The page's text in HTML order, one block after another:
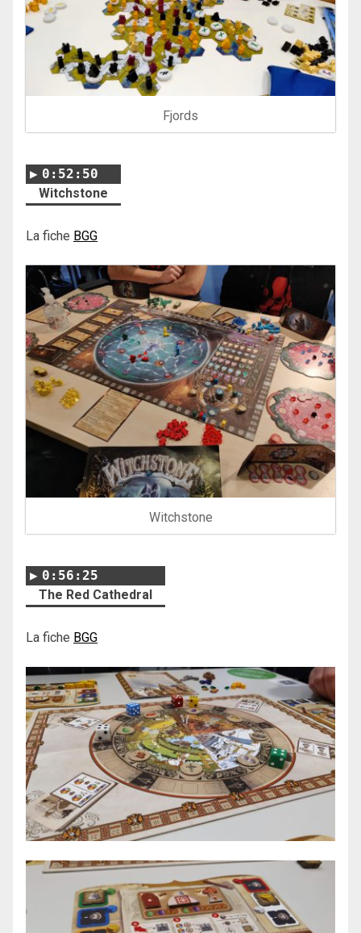
Fjords
0:52:50
Witchstone
La fiche BGG
Witchstone
0:56:25
The Red Cathedral
La fiche BGG